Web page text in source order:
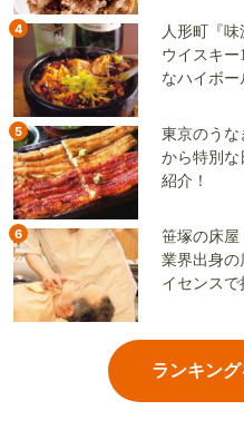
4
人形町『
ウイスキ
なハイボー
5
東京のう
から特別な
紹介！
6
笹塚の床屋
業界出身の
イセンスで
ランキン